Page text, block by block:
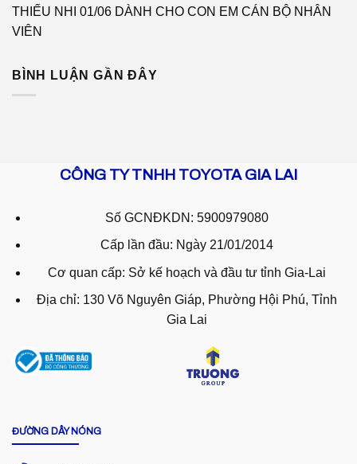
THIẾU NHI 01/06 DÀNH CHO CON EM CÁN BỘ NHÂN
VIÊN
BÌNH LUẬN GẦN ĐÂY
CÔNG TY TNHH TOYOTA GIA LAI
Số GCNĐKDN: 5900979080
Cấp lần đầu: Ngày 21/01/2014
Cơ quan cấp: Sở kế hoạch và đầu tư tỉnh Gia-Lai
Địa chỉ: 130 Võ Nguyên Giáp, Phường Hội Phú, Tỉnh
Gia Lai
ĐƯỜNG DÂY NÓNG